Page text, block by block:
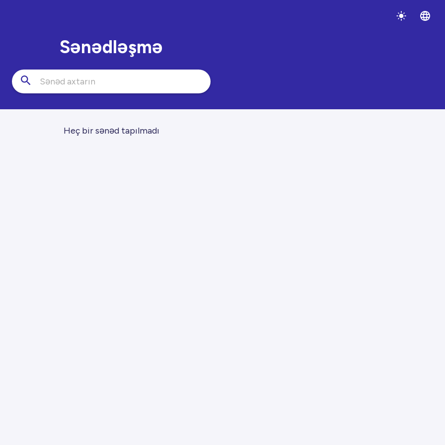
Sənədləşmə
Heç bir sənəd tapılmadı